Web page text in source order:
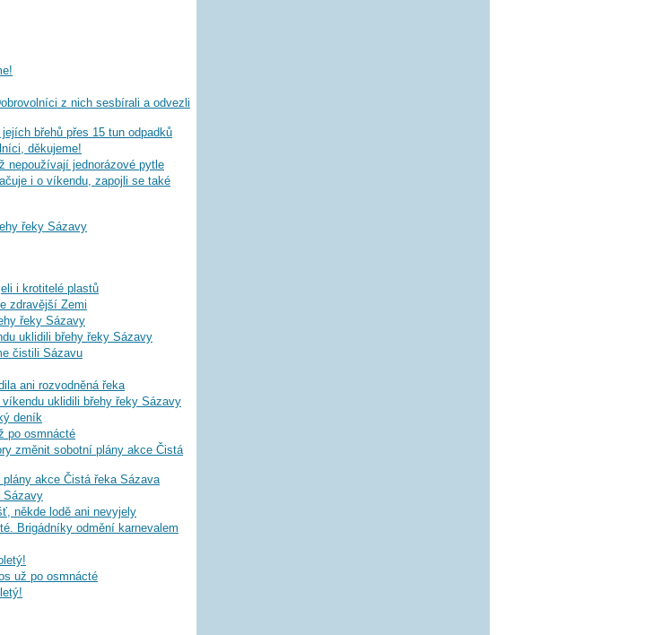
z nich sesbírali a odvezli
břehů přes 15 tun odpadků
děkujeme!
nepoužívají jednorázové pytle
i o víkendu, zapojli se také
řeky Sázavy
i krotitelé plastů
zdravější Zemi
řeky Sázavy
uklidili břehy řeky Sázavy
čistili Sázavu
ani rozvodněná řeka
uklidili břehy řeky Sázavy
deník
po osmnácté
změnit sobotní plány akce Čistá
akce Čistá řeka Sázava
Sázavy
někde lodě ani nevyjely
Brigádníky odmění karnevalem
už po osmnácté